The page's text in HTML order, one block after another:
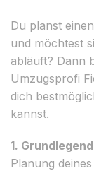
Du planst
und möchtest
abläuft? Dann
Umzugsprofi
dich
kannst.
1.
Planung